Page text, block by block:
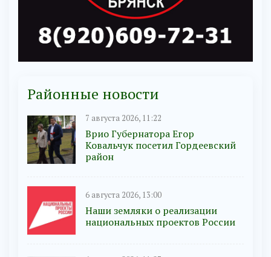
Районные новости
7 августа 2026, 11:22
Врио Губернатора Егор
Ковальчук посетил Гордеевский
район
6 августа 2026, 13:00
Наши земляки о реализации
национальных проектов России